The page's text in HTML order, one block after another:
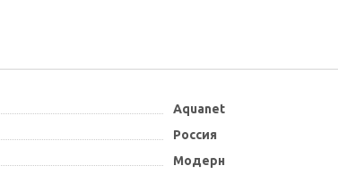
Aquanet
Россия
Модерн